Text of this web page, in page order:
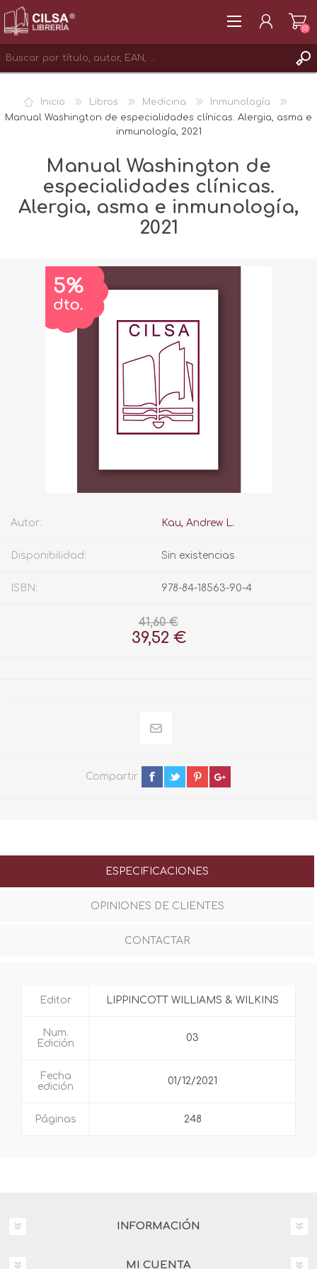
INICIAR SESIÓN
(0)
Inicio Libros Medicina
Inmunología
Manual Washington de especialidades clínicas. Alergia, asma e
inmunología, 2021
Manual Washington de
especialidades clínicas.
Alergia, asma e inmunología,
2021
Autor: Kau, Andrew L.
Disponibilidad: Sin existencias
ISBN: 978-84-18563-90-4
41,60 €
39,52 €
Compartir
ESPECIFICACIONES
OPINIONES DE CLIENTES
CONTACTAR
Editor LIPPINCOTT WILLIAMS & WILKINS
Num.
Edición
03
Fecha
edición
01/12/2021
Páginas 248
INFORMACIÓN
MI CUENTA